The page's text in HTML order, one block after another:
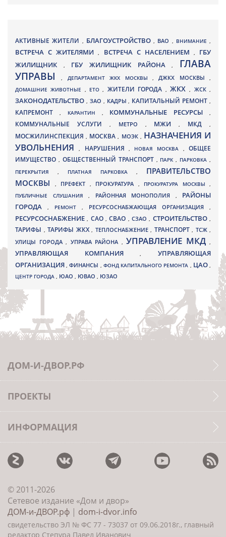
АКТИВНЫЕ ЖИТЕЛИ , БЛАГОУСТРОЙСТВО , ВАО , ВНИМАНИЕ ,
ВСТРЕЧА С ЖИТЕЛЯМИ, ВСТРЕЧА С НАСЕЛЕНИЕМ , ГБУ
ЖИЛИЩНИК
, ГБУ ЖИЛИЩНИК РАЙОНА, ГЛАВА
УПРАВЫ, ДЕПАРТАМЕНТ ЖКХ МОСКВЫ ,ДЖКХ МОСКВЫ ,
ДОМАШНИЕ ЖИВОТНЫЕ , ЕТО, ЖИТЕЛИ ГОРОДА , ЖКХ, ЖСК,
ЗАКОНОДАТЕЛЬСТВО , ЗАО , КАДРЫ, КАПИТАЛЬНЫЙ РЕМОНТ ,
КАПРЕМОНТ , КАРАНТИН , КОММУНАЛЬНЫЕ РЕСУРСЫ,
КОММУНАЛЬНЫЕ УСЛУГИ , МЕТРО , МЖИ, МКД ,
МОСЖИЛИНСПЕКЦИЯ, МОСКВА , МОЭК , НАЗНАЧЕНИЯ И
УВОЛЬНЕНИЯ, НАРУШЕНИЯ , НОВАЯ МОСКВА ,ОБЩЕЕ
ИМУЩЕСТВО , ОБЩЕСТВЕННЫЙ ТРАНСПОРТ , ПАРК, ПАРКОВКА ,
ПЕРЕКРЫТИЯ , ПЛАТНАЯ ПАРКОВКА , ПРАВИТЕЛЬСТВО
МОСКВЫ
, ПРЕФЕКТ , ПРОКУРАТУРА , ПРОКУРАТУРА МОСКВЫ ,
ПУБЛИЧНЫЕ СЛУШАНИЯ , РАЙОННАЯ МОНОПОЛИЯ , РАЙОНЫ
ГОРОДА
, РЕМОНТ , РЕСУРСОСНАБЖАЮЩАЯ ОРГАНИЗАЦИЯ ,
РЕСУРСОСНАБЖЕНИЕ, САО,СВАО ,СЗАО, СТРОИТЕЛЬСТВО,
ТАРИФЫ , ТАРИФЫ ЖКХ , ТЕПЛОСНАБЖЕНИЕ , ТРАНСПОРТ , ТСЖ ,
УЛИЦЫ ГОРОДА , УПРАВА РАЙОНА , УПРАВЛЕНИЕ МКД ,
УПРАВЛЯЮЩАЯ КОМПАНИЯ,УПРАВЛЯЮЩАЯ
ОРГАНИЗАЦИЯ,ФИНАНСЫ , ФОНД КАПИТАЛЬНОГО РЕМОНТА , ЦАО,
ЦЕНТР ГОРОДА , ЮАО , ЮВАО , ЮЗАО
ДОМ-И-ДВОР.РФ
ПРОЕКТЫ
ИНФОРМАЦИЯ
© 2011-2026
Сетевое издание «Дом и двор»
ДОМ-и-ДВОР.рф | dom-i-dvor.info
свидетельство ЭЛ № ФС 77 - 73037 от 09.06.2018г., главный
редактор Степура Павел Иванович